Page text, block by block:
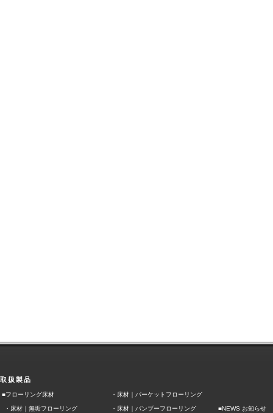
取扱製品
■フローリング床材 ・ 床材｜パーケットフローリング
・ 床材｜無垢フローリング ・ 床材｜バンブーフローリング ■NEWS お知らせ